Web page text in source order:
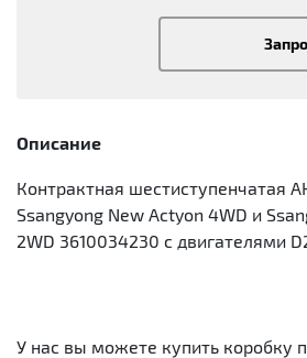
Описание
Контрактная шестиступенчатая
Ssangyong New Actyon 4WD и
2WD 3610034230 c двигателями
У нас вы можете купить коробку